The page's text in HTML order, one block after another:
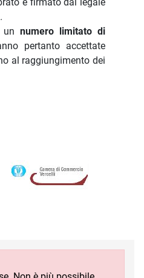
unnumero limitato di
pertanto accettate
al raggiungimento dei